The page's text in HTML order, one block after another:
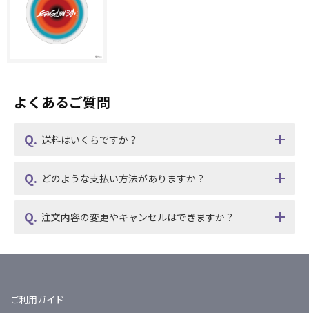
よくあるご質問
送料はいくらですか？
どのような支払い方法がありますか？
注文内容の変更やキャンセルはできますか？
ご利用ガイド